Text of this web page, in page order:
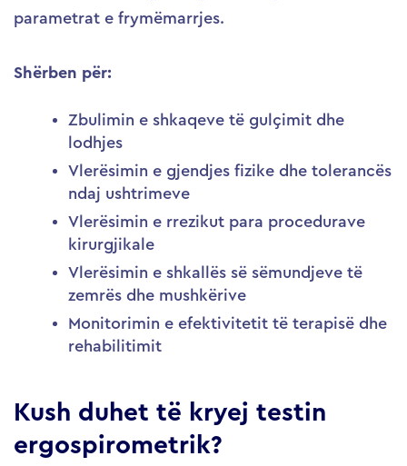
parametrat e frymëmarrjes.
Shërben për:
Zbulimin e shkaqeve të gulçimit dhe
lodhjes
Vlerësimin e gjendjes fizike dhe tolerancës
ndaj ushtrimeve
Vlerësimin e rrezikut para procedurave
kirurgjikale
Vlerësimin e shkallës së sëmundjeve të
zemrës dhe mushkërive
Monitorimin e efektivitetit të terapisë dhe
rehabilitimit
Kush duhet të kryej testin
ergospirometrik?